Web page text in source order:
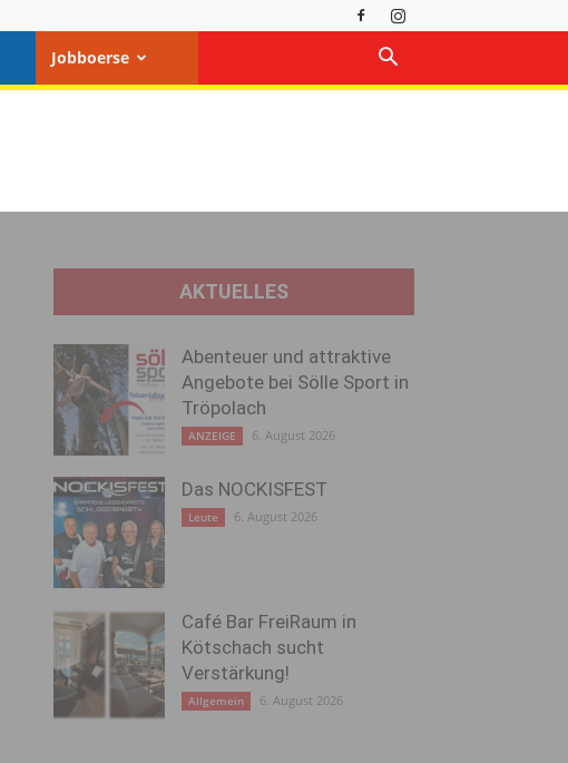
Jobboerse
AKTUELLES
Abenteuer und attraktive
Angebote bei Sölle Sport in
Tröpolach
ANZEIGE 6. August 2026
Das NOCKISFEST
Leute 6. August 2026
Café Bar FreiRaum in
Kötschach sucht
Verstärkung!
Allgemein 6. August 2026